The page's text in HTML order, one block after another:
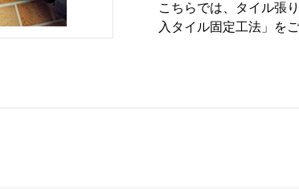
こちらでは、タイル張
入タイル固定工法」を